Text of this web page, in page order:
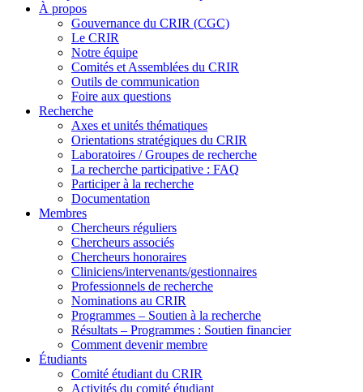
À propos
Gouvernance du CRIR (CGC)
Le CRIR
Notre équipe
Comités et Assemblées du CRIR
Outils de communication
Foire aux questions
Recherche
Axes et unités thématiques
Orientations stratégiques du CRIR
Laboratoires / Groupes de recherche
La recherche participative : FAQ
Participer à la recherche
Documentation
Membres
Chercheurs réguliers
Chercheurs associés
Chercheurs honoraires
Cliniciens/intervenants/gestionnaires
Professionnels de recherche
Nominations au CRIR
Programmes – Soutien à la recherche
Résultats – Programmes : Soutien financier
Comment devenir membre
Étudiants
Comité étudiant du CRIR
Activités du comité étudiant